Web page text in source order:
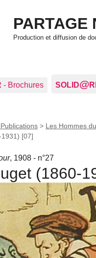
PARTAGE
Production et diffusion de
- Brochures SOLID@
> Les Hommes
[07]
, 1908 - n°27
(1860-